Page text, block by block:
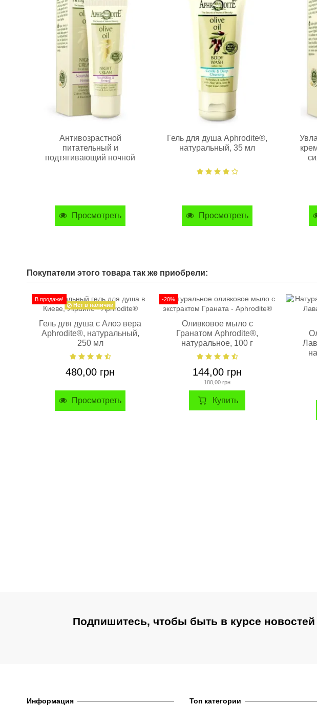
Антивозрастной
питательный и
подтягивающий ночной
Просмотреть
Гель для душа Aphrodite®,
натуральный, 35 мл
Просмотреть
Покупатели этого товара так же приобрели:
В продаже!
Нет в наличии
Гель для душа с Алоэ вера
Aphrodite®, натуральный,
250 мл
480,00 грн
Просмотреть
-20%
Оливковое мыло с
Гранатом Aphrodite®,
натуральное, 100 г
144,00 грн
180,00 грн
Купить
Подпишитесь, чтобы быть в курсе новостей
Информация Топ категории